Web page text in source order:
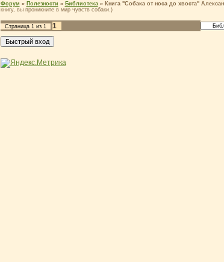
Форум » Полезности » Библиотека » Книга "Собака от носа до хвоста"
книгу, вы проникните в мир чувств собаки.)
Страница 1из 1
1